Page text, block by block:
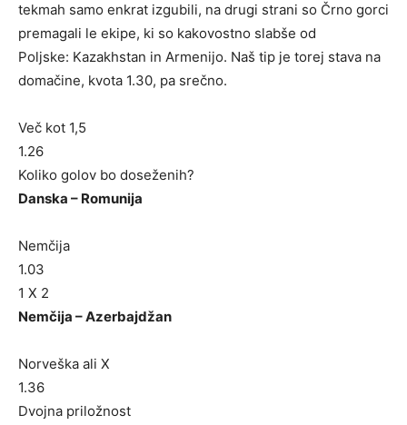
tekmah samo enkrat izgubili, na drugi strani so Črno gorci
premagali le ekipe, ki so kakovostno slabše od
Poljske: Kazakhstan in Armenijo. Naš tip je torej stava na
domačine, kvota 1.30, pa srečno.
Več kot 1,5
1.26
Koliko golov bo doseženih?
Danska – Romunija
Nemčija
1.03
1 X 2
Nemčija – Azerbajdžan
Norveška ali X
1.36
Dvojna priložnost